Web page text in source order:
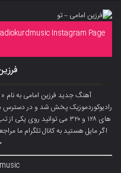
Instagram Page
آهنگ جدید فرزین امامی به نام
رادیوکوردموزیک پخش شد و در دسترس
های ۱۲۸ و ۳۲۰ می توانید
اگر مایل هستید به کانال تلگرام ما